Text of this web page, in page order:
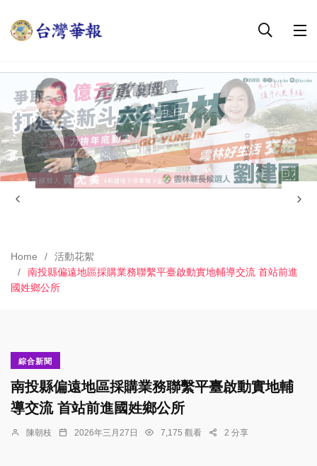
Home
活動花絮
南投縣偏遠地區採購業務聯繫平臺啟動實地輔導交流 首站前進
國姓鄉公所
綜合新聞
南投縣偏遠地區採購業務聯繫平臺啟動實地輔
導交流 首站前進國姓鄉公所
陳朝枝 2026年三月27日 7,175 觀看 2 分享